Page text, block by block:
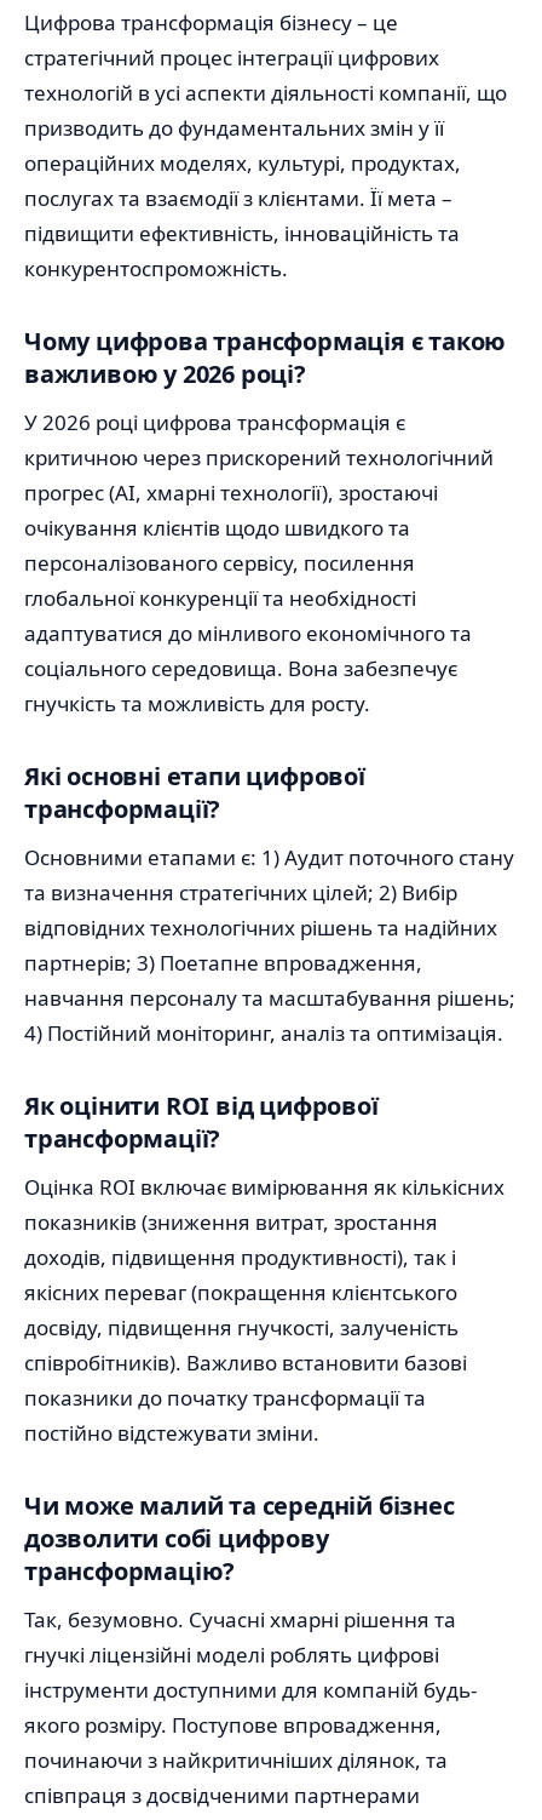
Цифрова трансформація бізнесу – це
стратегічний процес інтеграції цифрових
технологій в усі аспекти діяльності компанії, що
призводить до фундаментальних змін у її
операційних моделях, культурі, продуктах,
послугах та взаємодії з клієнтами. Її мета –
підвищити ефективність, інноваційність та
конкурентоспроможність.
Чому цифрова трансформація є такою
важливою у 2026 році?
У 2026 році цифрова трансформація є
критичною через прискорений технологічний
прогрес (AI, хмарні технології), зростаючі
очікування клієнтів щодо швидкого та
персоналізованого сервісу, посилення
глобальної конкуренції та необхідності
адаптуватися до мінливого економічного та
соціального середовища. Вона забезпечує
гнучкість та можливість для росту.
Які основні етапи цифрової
трансформації?
Основними етапами є: 1) Аудит поточного стану
та визначення стратегічних цілей; 2) Вибір
відповідних технологічних рішень та надійних
партнерів; 3) Поетапне впровадження,
навчання персоналу та масштабування рішень;
4) Постійний моніторинг, аналіз та оптимізація.
Як оцінити ROI від цифрової
трансформації?
Оцінка ROI включає вимірювання як кількісних
показників (зниження витрат, зростання
доходів, підвищення продуктивності), так і
якісних переваг (покращення клієнтського
досвіду, підвищення гнучкості, залученість
співробітників). Важливо встановити базові
показники до початку трансформації та
постійно відстежувати зміни.
Чи може малий та середній бізнес
дозволити собі цифрову
трансформацію?
Так, безумовно. Сучасні хмарні рішення та
гнучкі ліцензійні моделі роблять цифрові
інструменти доступними для компаній будь-
якого розміру. Поступове впровадження,
починаючи з найкритичніших ділянок, та
співпраця з досвідченими партнерами